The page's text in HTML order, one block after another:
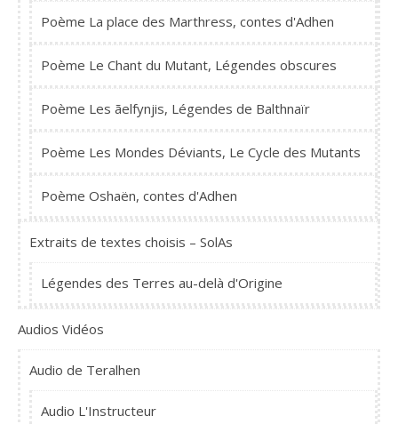
Poème La place des Marthress, contes d'Adhen
Poème Le Chant du Mutant, Légendes obscures
Poème Les ãelfynjis, Légendes de Balthnaïr
Poème Les Mondes Déviants, Le Cycle des Mutants
Poème Oshaën, contes d'Adhen
Extraits de textes choisis – SolAs
Légendes des Terres au-delà d'Origine
Audios Vidéos
Audio de Teralhen
Audio L'Instructeur